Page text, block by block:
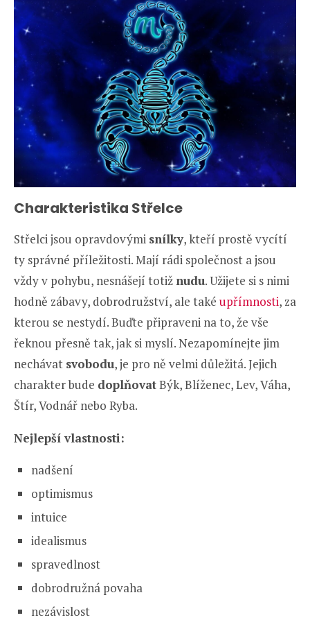
Charakteristika Střelce
Střelci jsou opravdovými snílky, kteří prostě vycítí
ty správné příležitosti. Mají rádi společnost a jsou
vždy v pohybu, nesnášejí totiž nudu. Užijete si s nimi
hodně zábavy, dobrodružství, ale také upřímnosti, za
kterou se nestydí. Buďte připraveni na to, že vše
řeknou přesně tak, jak si myslí. Nezapomínejte jim
nechávat svobodu, je pro ně velmi důležitá. Jejich
charakter bude doplňovatBýk, Blíženec, Lev, Váha,
Štír, Vodnář nebo Ryba.
Nejlepší vlastnosti:
nadšení
optimismus
intuice
idealismus
spravedlnost
dobrodružná povaha
nezávislost